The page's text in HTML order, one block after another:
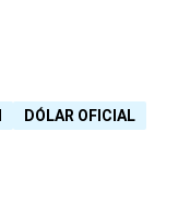
DÓLAR OFICIAL